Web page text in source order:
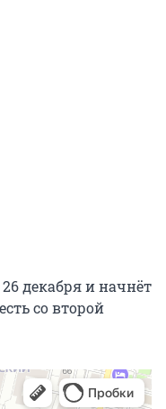
декабря и начнёт
со второй